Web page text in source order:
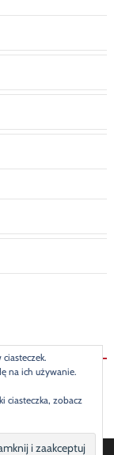
na ich używanie.
ciasteczka, zobacz